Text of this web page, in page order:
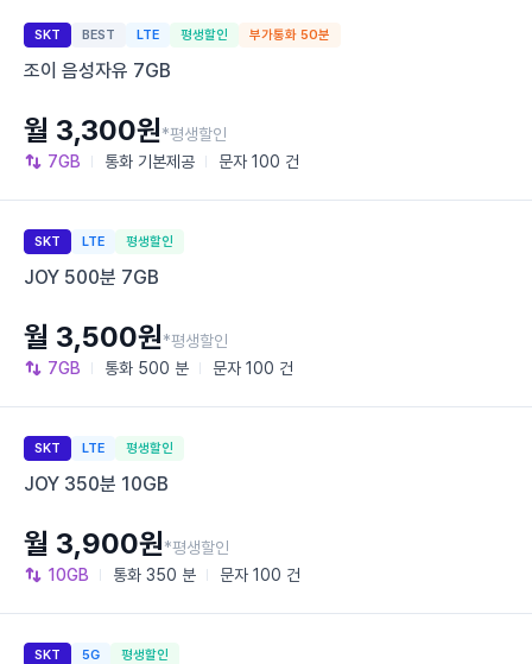
SKT BEST LTE 평생할인 부가통화 50분
조이 음성자유 7GB
7GB 통화 기본제공 문자 100 건
월 3,300원*평생할인
SKT LTE 평생할인
JOY 500분 7GB
7GB 통화 500 분 문자 100 건
월 3,500원*평생할인
SKT LTE 평생할인
JOY 350분 10GB
10GB 통화 350 분 문자 100 건
월 3,900원*평생할인
SKT 5G 평생할인